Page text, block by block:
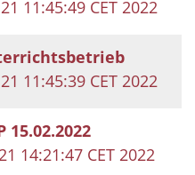
11:45:49 CET 2022
11:45:39 CET 2022
15.02.2022
14:21:47 CET 2022